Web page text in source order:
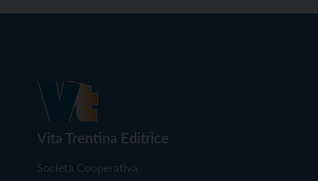
Vita Trentina Editrice
Società Cooperativa